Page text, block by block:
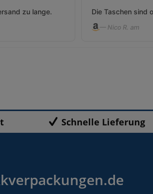
zu lange. Die Taschen sind
— Nico R. am
Schnelle Lieferung